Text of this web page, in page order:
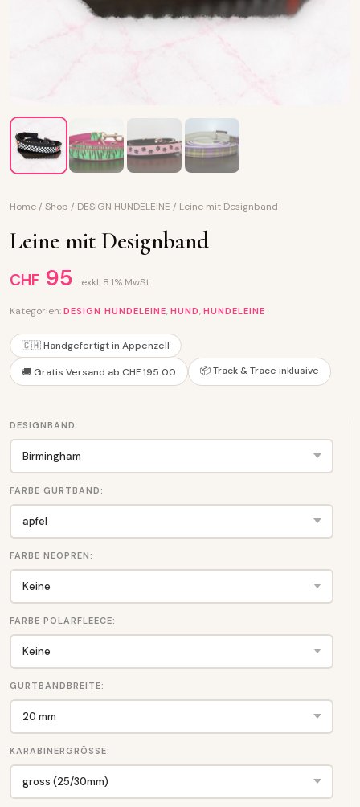
Home / Shop / DESIGN HUNDELEINE / Leine mit Designband
Leine mit Designband
CHF 95 exkl. 8.1% MwSt.
Kategorien: DESIGN HUNDELEINE, HUND, HUNDELEINE
🇨🇭 Handgefertigt in Appenzell
🚚 Gratis Versand ab CHF 195.00 📦 Track & Trace inklusive
DESIGNBAND:
FARBE GURTBAND:
FARBE NEOPREN:
FARBE POLARFLEECE:
GURTBANDBREITE:
KARABINERGRÖSSE: